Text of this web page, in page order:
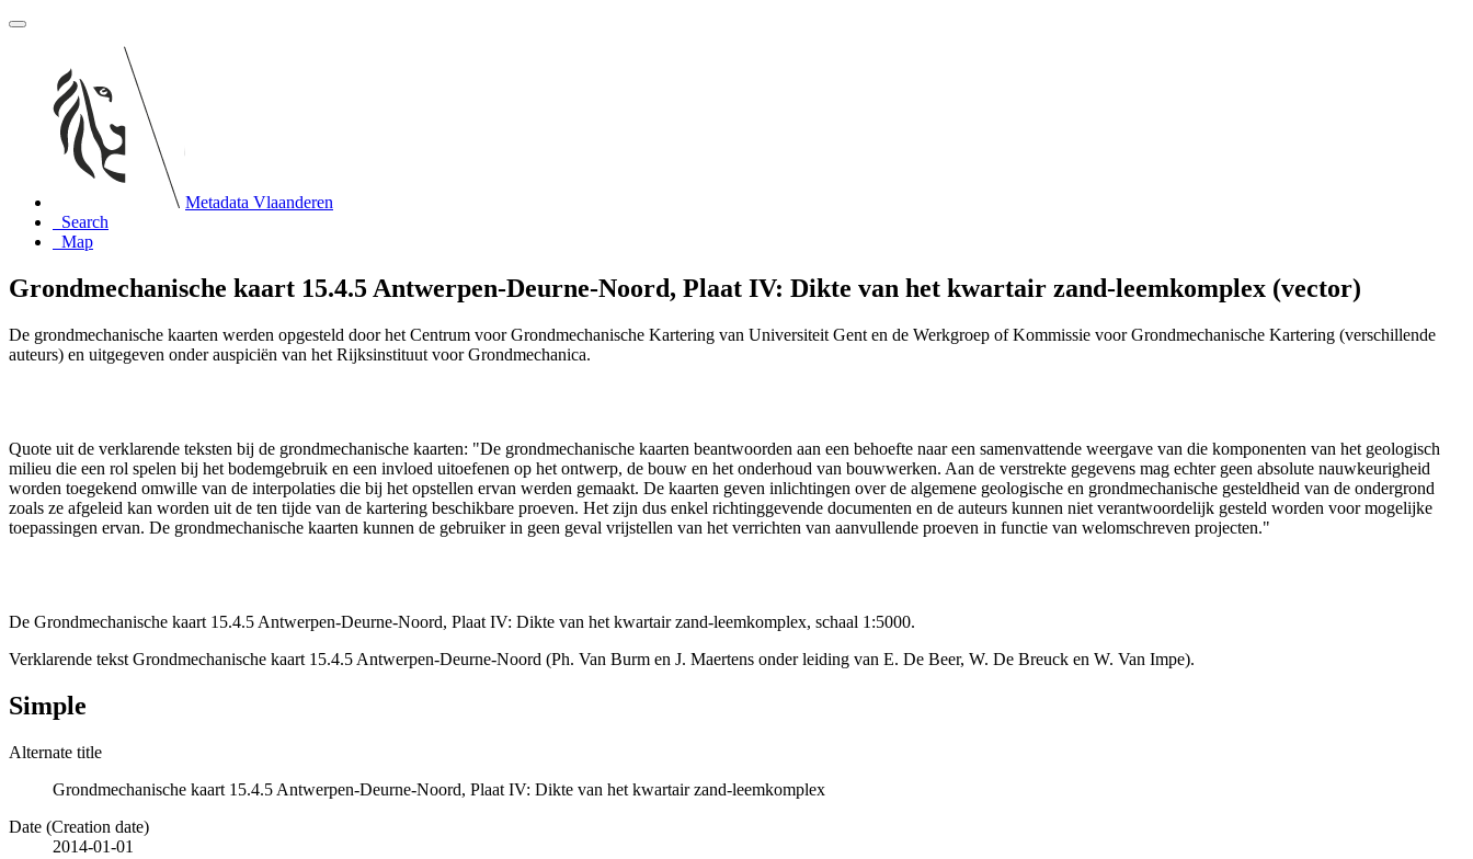
Metadata Vlaanderen
Search
Map
Grondmechanische kaart 15.4.5 Antwerpen-Deurne-Noord, Plaat IV: Dikte van het kwartair zand-leemkomplex (vector)
De grondmechanische kaarten werden opgesteld door het Centrum voor Grondmechanische Kartering van Universiteit Gent en de Werkgroep of Kommissie voor Grondmechanische Kartering (verschillende
auteurs) en uitgegeven onder auspiciën van het Rijksinstituut voor Grondmechanica.
Quote uit de verklarende teksten bij de grondmechanische kaarten: "De grondmechanische kaarten beantwoorden aan een behoefte naar een samenvattende weergave van die komponenten van het geologisch
milieu die een rol spelen bij het bodemgebruik en een invloed uitoefenen op het ontwerp, de bouw en het onderhoud van bouwwerken. Aan de verstrekte gegevens mag echter geen absolute nauwkeurigheid
worden toegekend omwille van de interpolaties die bij het opstellen ervan werden gemaakt. De kaarten geven inlichtingen over de algemene geologische en grondmechanische gesteldheid van de ondergrond
zoals ze afgeleid kan worden uit de ten tijde van de kartering beschikbare proeven. Het zijn dus enkel richtinggevende documenten en de auteurs kunnen niet verantwoordelijk gesteld worden voor mogelijke
toepassingen ervan. De grondmechanische kaarten kunnen de gebruiker in geen geval vrijstellen van het verrichten van aanvullende proeven in functie van welomschreven projecten."
De Grondmechanische kaart 15.4.5 Antwerpen-Deurne-Noord, Plaat IV: Dikte van het kwartair zand-leemkomplex, schaal 1:5000.
Verklarende tekst Grondmechanische kaart 15.4.5 Antwerpen-Deurne-Noord (Ph. Van Burm en J. Maertens onder leiding van E. De Beer, W. De Breuck en W. Van Impe).
Simple
Alternate title
Grondmechanische kaart 15.4.5 Antwerpen-Deurne-Noord, Plaat IV: Dikte van het kwartair zand-leemkomplex
Date (Creation date)
2014-01-01